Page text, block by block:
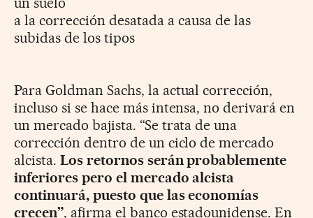
a la corrección desatada a causa de las
subidas de los tipos
Para Goldman Sachs, la actual corrección,
incluso si se hace más intensa, no derivará en
un mercado bajista. “Se trata de una
corrección dentro de un ciclo de mercado
alcista. Los retornos serán probablemente
inferiores pero el mercado alcista
continuará, puesto que las economías
crecen”, afirma el banco estadounidense. En